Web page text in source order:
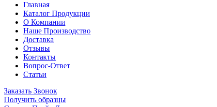
Главная
Каталог Продукции
О Компании
Наше Производство
Доставка
Отзывы
Контакты
Вопрос-Ответ
Статьи
Заказать Звонок
Получить образцы